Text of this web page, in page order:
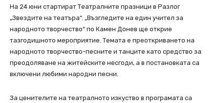
На 24 юни стартират Театралните празници в Разлог
„Звездите на театъра“. „Възгледите на един учител за
народното творчество“ по Камен Донев ще открие
тазгодишното мероприятие. Темата е преоткриването на
народното творчество-песните и танците като средство за
преодоляване на житейските несгоди, а в постановката са
включени любими народни песни.
За ценителите на театралното изкуство в програмата са